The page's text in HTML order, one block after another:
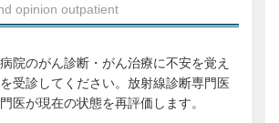
opinion outpatient
院のがん診断・がん治療に不安を覚え
受診してください。放射線診断専門医
医が現在の状態を再評価します。